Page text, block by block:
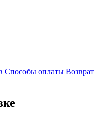
Способы оплаты Возврат